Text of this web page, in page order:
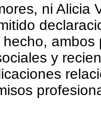
ni Alicia
ambos
y